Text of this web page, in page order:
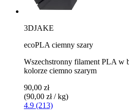
3DJAKE
ecoPLA ciemny szary
Wszechstronny filament PLA w
kolorze ciemno szarym
90,00 zł
(90,00 zł / kg)
4.9 (213)